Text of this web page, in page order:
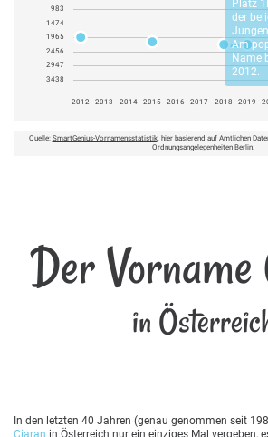
Platz
der
Am
Name
2012.
983
1474
1965
2456
2947
3438
2012 2013 2014 2015 2016 2017 2018 2019
Quelle: SmartGenius-Vornamensstatistik, hier basierend auf Amtlichen
Ordnungsangelegenheiten Berlin.
Der
in
In den letzten 40 Jahren (genau genommen seit
Ciaran in Österreich nur ein einziges Mal vergeben,